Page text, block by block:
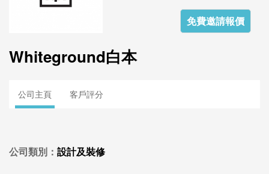
免費邀請報價
Whiteground白本
公司主頁 客戶評分
公司類別： 設計及裝修